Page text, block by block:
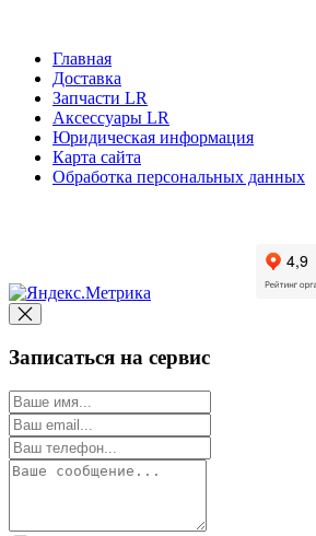
Главная
Доставка
Запчасти LR
Аксессуары LR
Юридическая информация
Карта сайта
Обработка персональных данных
Записаться на сервис